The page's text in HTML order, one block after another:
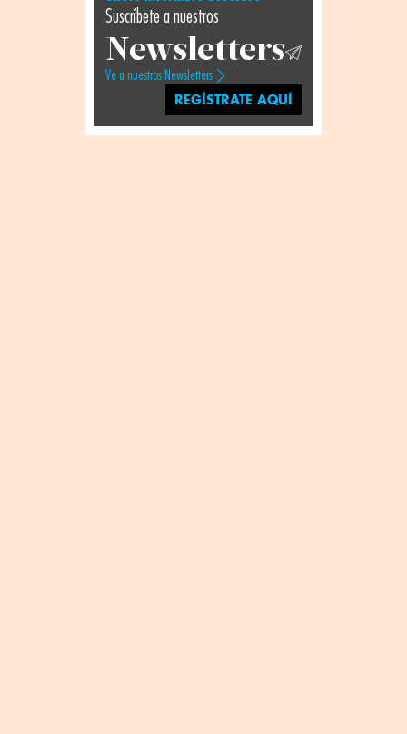
Suscríbete a nuestros
Newsletters
Ve a nuestros Newsletters
REGÍSTRATE AQUÍ